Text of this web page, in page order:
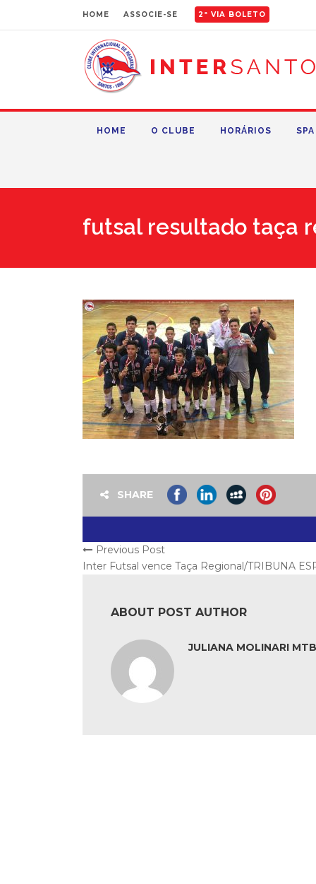
HOME ASSOCIE-SE 2ª VIA BOLETO
HOME O CLUBE HORÁRIOS SPA
futsal resultado taça
SHARE
Previous Post
Inter Futsal vence Taça Regional/TRIBUNA
ABOUT POST AUTHOR
JULIANA MOLINARI